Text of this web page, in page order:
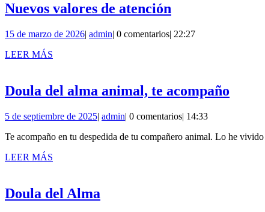
Nuevos valores de atención
de
15 de marzo de 202615
| adminadmin
| 0 comentarios| 22:27
LEER MÁS
Doula del alma animal, te acompaño
5 de septiembre de 20255
septiembre
| adminadmin
| 0 comentarios| 14:33
Te acompaño en tu despedida de tu compañero animal. Lo he
LEER MÁS
Doula del Alma